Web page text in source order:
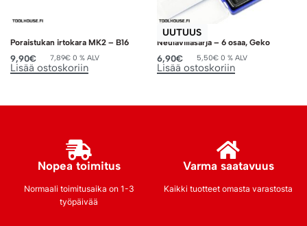
Poraistukan irtokara MK2 – B16
9,90€ 7,89€ 0 % ALV
Lisää ostoskoriin
UUTUUS
Neulaviilasarja – 6 osaa, Geko
6,90€ 5,50€ 0 % ALV
Lisää ostoskoriin
Nopea toimitus
Normaali toimitusaika on 1-3
työpäivää
Varma saatavuus
Kaikki tuotteet omasta varastosta